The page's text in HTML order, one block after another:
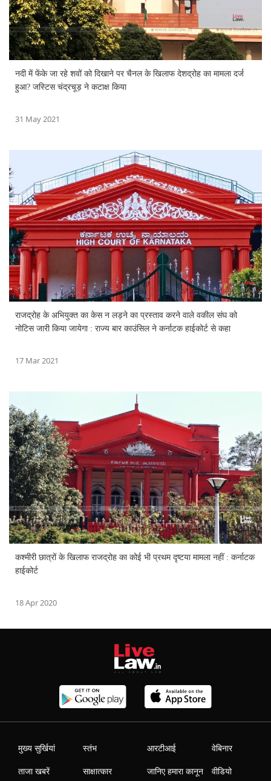
नदी में फेंके जा रहे शवों को दिखाने पर चैनल के खिलाफ देशद्रोह का मामला दर्ज
हुआ? जस्टिस चंद्रचूड़ ने कटाक्ष किया
31 May 2021
राजद्रोह के अभियुक्त का केस न लड़ने का प्रस्ताव करने वाले वकील संघ को
नोटिस जारी किया जायेगा : राज्य बार काउंसिल ने कर्नाटक हाईकोर्ट से कहा
17 Mar 2021
कश्मीरी छात्रों के खिलाफ राजद्रोह का कोई भी प्रथम दृष्टया मामला नहीं : कर्नाटक
हाईकोर्ट
18 Apr 2020
मुख्य सुर्खियां
ताजा खबरें
स्तंभ
साक्षात्कार
आरटीआई
जानिए हमारा कानून
वेबिनार
वीडियो